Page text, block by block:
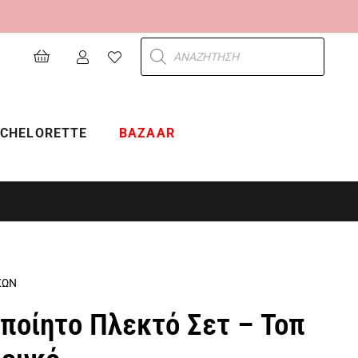
Products
search
BAZAAR
Πλεκτό Σετ – Τοπ